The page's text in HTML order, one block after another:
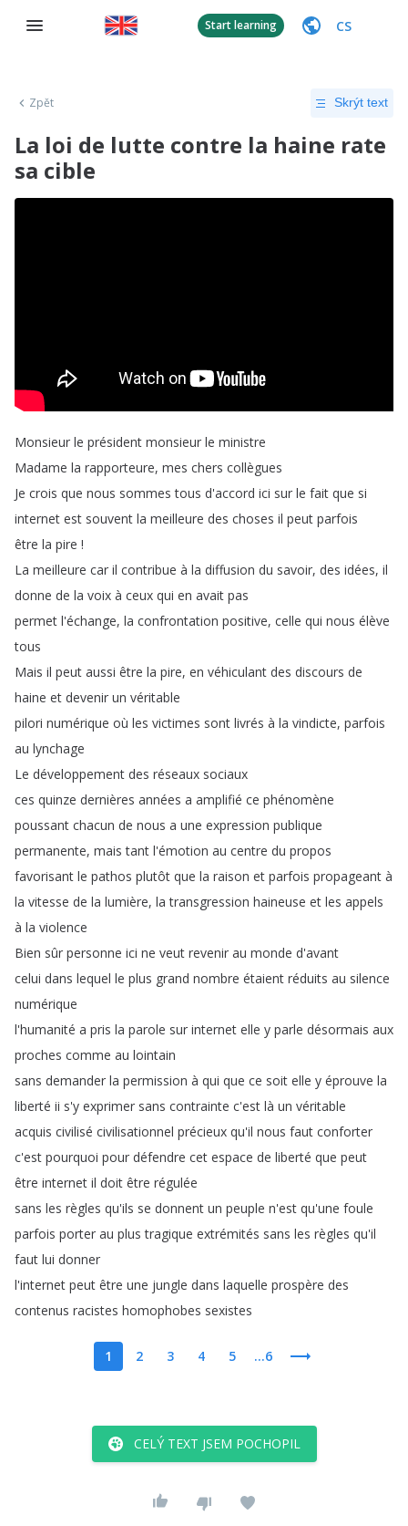
Start learning CS
Zpět Skrýt text
La loi de lutte contre la haine rate
sa cible
Monsieur le président monsieur le ministre
Madame la rapporteure, mes chers collègues
Je crois que nous sommes tous d'accord ici sur le fait que si
internet est souvent la meilleure des choses il peut parfois
être la pire !
La meilleure car il contribue à la diffusion du savoir, des idées, il
donne de la voix à ceux qui en avait pas
permet l'échange, la confrontation positive, celle qui nous élève
tous
Mais il peut aussi être la pire, en véhiculant des discours de
haine et devenir un véritable
pilori numérique où les victimes sont livrés à la vindicte, parfois
au lynchage
Le développement des réseaux sociaux
ces quinze dernières années a amplifié ce phénomène
poussant chacun de nous a une expression publique
permanente, mais tant l'émotion au centre du propos
favorisant le pathos plutôt que la raison et parfois propageant à
la vitesse de la lumière, la transgression haineuse et les appels
à la violence
Bien sûr personne ici ne veut revenir au monde d'avant
celui dans lequel le plus grand nombre étaient réduits au silence
numérique
l'humanité a pris la parole sur internet elle y parle désormais aux
proches comme au lointain
sans demander la permission à qui que ce soit elle y éprouve la
liberté ii s'y exprimer sans contrainte c'est là un véritable
acquis civilisé civilisationnel précieux qu'il nous faut conforter
c'est pourquoi pour défendre cet espace de liberté que peut
être internet il doit être régulée
sans les règles qu'ils se donnent un peuple n'est qu'une foule
parfois porter au plus tragique extrémités sans les règles qu'il
faut lui donner
l'internet peut être une jungle dans laquelle prospère des
contenus racistes homophobes sexistes
1 2 3 4 5 ...6
CELÝ TEXT JSEM POCHOPIL